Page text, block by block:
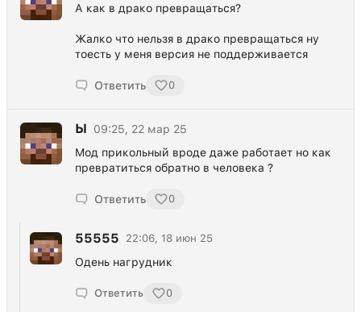
А как в драко превращаться?
Жалко что нельзя в драко превращаться ну
тоесть у меня версия не поддерживается
Ответить 0
Ы
09:25, 22 мар 25
Мод прикольный вроде даже работает но как
превратиться обратно в человека ?
Ответить 0
55555 22:06, 18 июн 25
Одень нагрудник
Ответить 0